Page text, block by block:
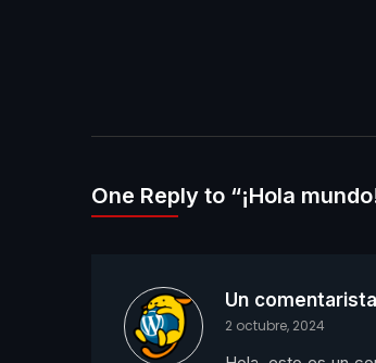
One Reply to “¡Hola
Un
2 octubre, 2024